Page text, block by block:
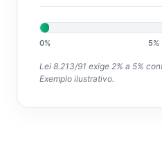
0% 5%
Lei 8.213/91 exige 2% a 5%
Exemplo ilustrativo.